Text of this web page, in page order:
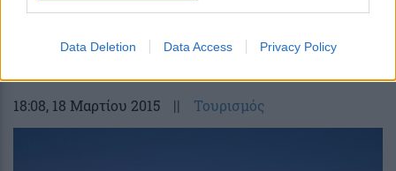
Data Deletion Data Access Privacy Policy
Στο «στόχαστρο» οι τουρίστες από
Βραζιλία, Ρωσία, Ινδία και Κίνα
18:08, 18 Μαρτίου 2015 || Τουρισμός